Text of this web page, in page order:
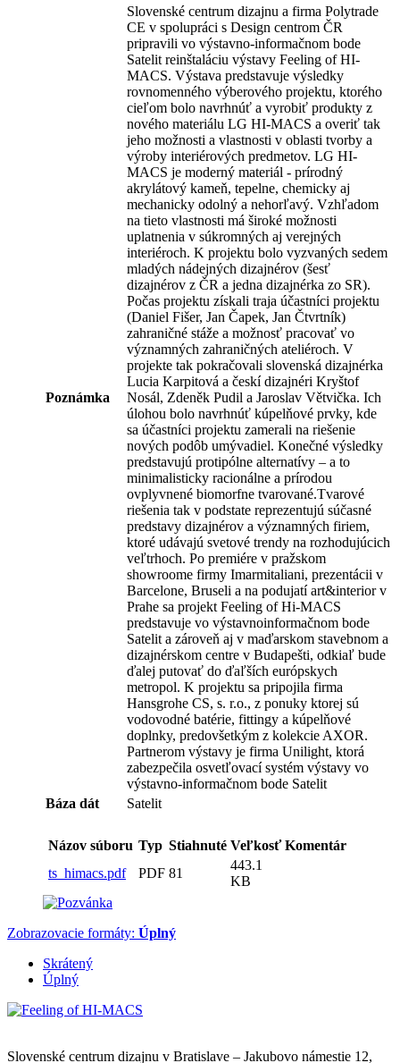
Poznámka
Slovenské centrum dizajnu a firma Polytrade
CE v spolupráci s Design centrom ČR
pripravili vo výstavno-informačnom bode
Satelit reinštaláciu výstavy Feeling of HI-
MACS. Výstava predstavuje výsledky
rovnomenného výberového projektu, ktorého
cieľom bolo navrhnúť a vyrobiť produkty z
nového materiálu LG HI-MACS a overiť tak
jeho možnosti a vlastnosti v oblasti tvorby a
výroby interiérových predmetov. LG HI-
MACS je moderný materiál - prírodný
akrylátový kameň, tepelne, chemicky aj
mechanicky odolný a nehorľavý. Vzhľadom
na tieto vlastnosti má široké možnosti
uplatnenia v súkromných aj verejných
interiéroch. K projektu bolo vyzvaných sedem
mladých nádejných dizajnérov (šesť
dizajnérov z ČR a jedna dizajnérka zo SR).
Počas projektu získali traja účastníci projektu
(Daniel Fišer, Jan Čapek, Jan Čtvrtník)
zahraničné stáže a možnosť pracovať vo
významných zahraničných ateliéroch. V
projekte tak pokračovali slovenská dizajnérka
Lucia Karpitová a českí dizajnéri Kryštof
Nosál, Zdeněk Pudil a Jaroslav Větvička. Ich
úlohou bolo navrhnúť kúpelňové prvky, kde
sa účastníci projektu zamerali na riešenie
nových podôb umývadiel. Konečné výsledky
predstavujú protipólne alternatívy – a to
minimalisticky racionálne a prírodou
ovplyvnené biomorfne tvarované.Tvarové
riešenia tak v podstate reprezentujú súčasné
predstavy dizajnérov a významných firiem,
ktoré udávajú svetové trendy na rozhodujúcich
veľtrhoch. Po premiére v pražskom
showroome firmy Imarmitaliani, prezentácii v
Barcelone, Bruseli a na podujatí art&interior v
Prahe sa projekt Feeling of Hi-MACS
predstavuje vo výstavnoinformačnom bode
Satelit a zároveň aj v maďarskom stavebnom a
dizajnérskom centre v Budapešti, odkiaľ bude
ďalej putovať do ďaľších európskych
metropol. K projektu sa pripojila firma
Hansgrohe CS, s. r.o., z ponuky ktorej sú
vodovodné batérie, fittingy a kúpelňové
doplnky, predovšetkým z kolekcie AXOR.
Partnerom výstavy je firma Unilight, ktorá
zabezpečila osvetľovací systém výstavy vo
výstavno-informačnom bode Satelit
Báza dát
Satelit
Názov súboru Typ Stiahnuté Veľkosť Komentár
ts_himacs.pdf
PDF 81
443.1
KB
Zobrazovacie formáty: Úplný
Skrátený
Úplný
Slovenské centrum dizajnu v Bratislave – Jakubovo námestie 12,